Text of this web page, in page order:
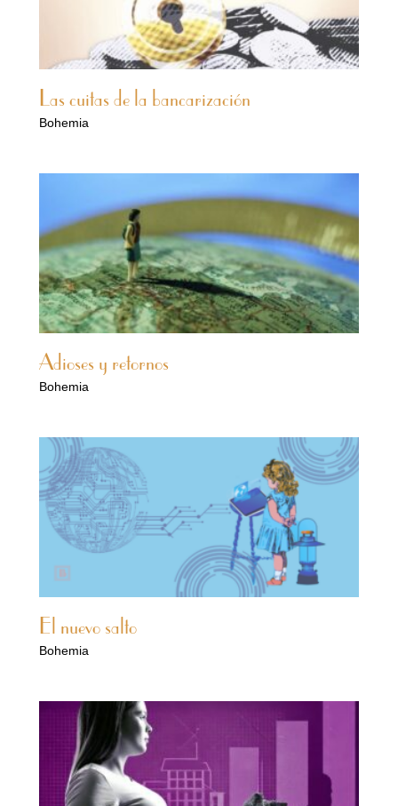
Las cuitas de la bancarización
Bohemia
Adioses y retornos
Bohemia
El nuevo salto
Bohemia